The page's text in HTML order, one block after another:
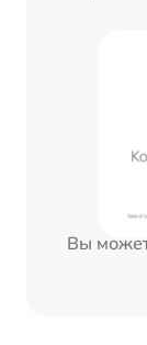
Вы